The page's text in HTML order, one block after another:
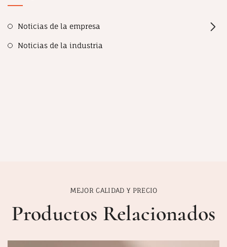
Noticias de la empresa
Noticias de la industria
MEJOR CALIDAD Y PRECIO
Productos Relacionados